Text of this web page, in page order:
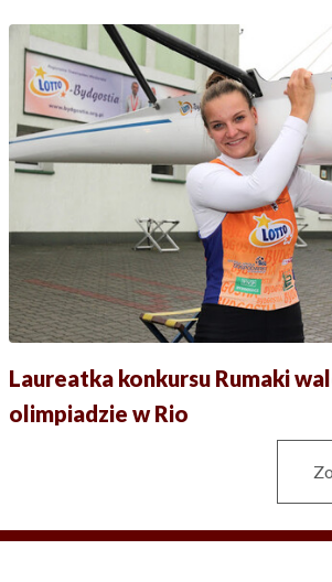
Laureatka konkursu Rumaki
olimpiadzie w Rio